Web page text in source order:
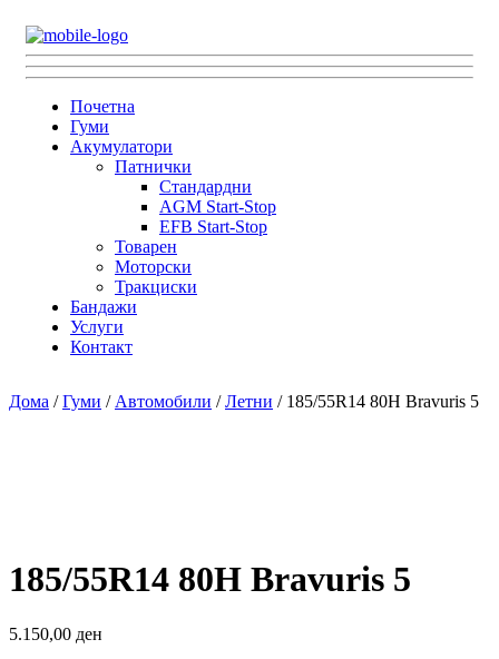
Почетна
Гуми
Акумулатори
Патнички
Стандардни
AGM Start-Stop
EFB Start-Stop
Товарен
Моторски
Тракциски
Бандажи
Услуги
Контакт
Дома /Гуми / Автомобили /Летни / 185/55R14 80H Bravuris 5
185/55R14 80H Bravuris 5
5.150,00 ден